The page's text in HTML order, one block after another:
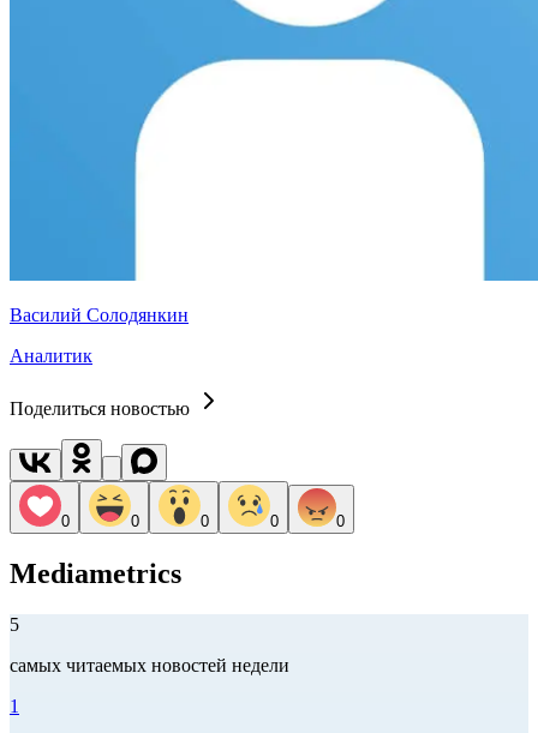
Василий Солодянкин
Аналитик
Поделиться новостью
0 0 0 0 0
Mediametrics
5
самых читаемых новостей недели
1